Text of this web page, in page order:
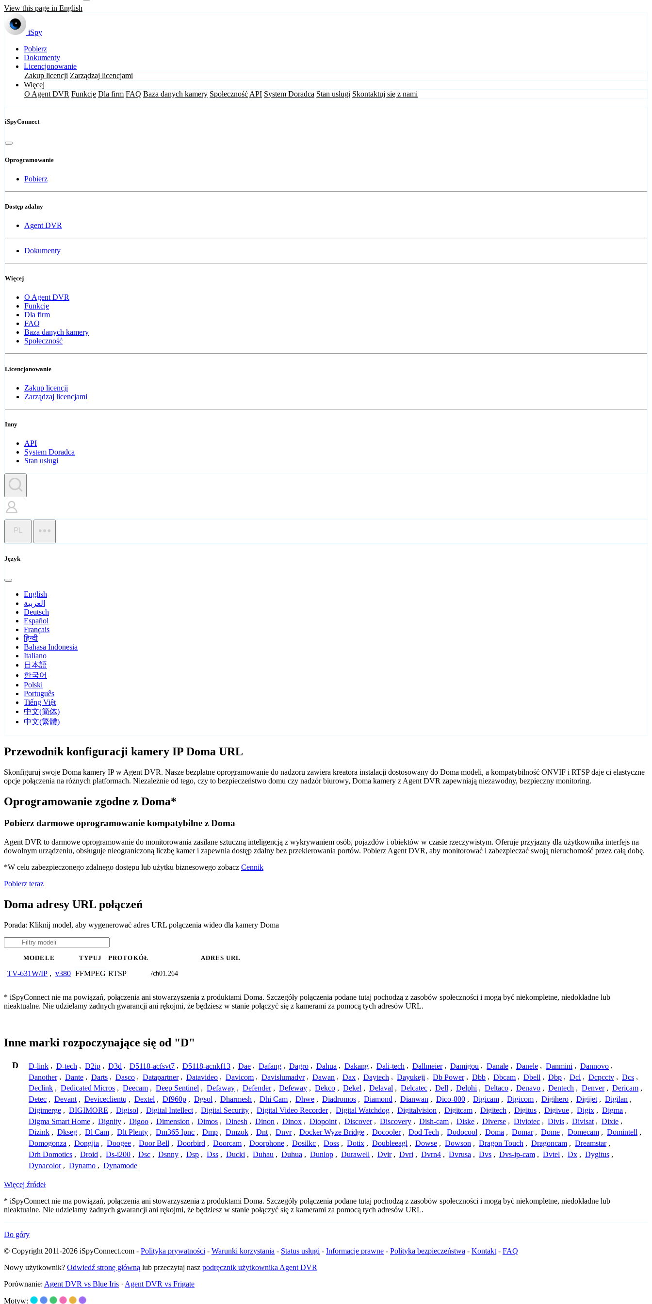
View this page in English
iSpy
Pobierz
Dokumenty
Licencjonowanie
Zakup licencji Zarządzaj licencjami
Więcej
O Agent DVR Funkcje Dla firm FAQ Baza danych kamery Społeczność API System Doradca Stan usługi Skontaktuj się z nami
iSpyConnect
Oprogramowanie
Pobierz
Dostęp zdalny
Agent DVR
Dokumenty
Więcej
O Agent DVR
Funkcje
Dla firm
FAQ
Baza danych kamery
Społeczność
Licencjonowanie
Zakup licencji
Zarządzaj licencjami
Inny
API
System Doradca
Stan usługi
PL
Język
English
العربية
Deutsch
Español
Français
हिन्दी
Bahasa Indonesia
Italiano
日本語
한국어
Polski
Português
Tiếng Việt
中文(简体)
中文(繁體)
Przewodnik konfiguracji kamery IP Doma URL
Skonfiguruj swoje Doma kamery IP w Agent DVR. Nasze bezpłatne oprogramowanie do nadzoru zawiera kreatora instalacji dostosowany do Doma modeli, a kompatybilność ONVIF i RTSP daje ci elastyczne
opcje połączenia na różnych platformach. Niezależnie od tego, czy to bezpieczeństwo domu czy nadzór biurowy, Doma kamery z Agent DVR zapewniają niezawodny, bezpieczny monitoring.
Oprogramowanie zgodne z Doma*
Pobierz darmowe oprogramowanie kompatybilne z Doma
Agent DVR to darmowe oprogramowanie do monitorowania zasilane sztuczną inteligencją z wykrywaniem osób, pojazdów i obiektów w czasie rzeczywistym. Oferuje przyjazny dla użytkownika interfejs na
dowolnym urządzeniu, obsługuje nieograniczoną liczbę kamer i zapewnia dostęp zdalny bez przekierowania portów. Pobierz Agent DVR, aby monitorować i zabezpieczać swoją nieruchomość przez całą dobę.
*W celu zabezpieczonego zdalnego dostępu lub użytku biznesowego zobacz Cennik
Pobierz teraz
Doma adresy URL połączeń
Porada: Kliknij model, aby wygenerować adres URL połączenia wideo dla kamery Doma
MODELE TYPUJ PROTOKÓŁ ADRES URL
TV-631W/IP , v380 FFMPEG RTSP /ch01.264
* iSpyConnect nie ma powiązań, połączenia ani stowarzyszenia z produktami Doma. Szczegóły połączenia podane tutaj pochodzą z zasobów społeczności i mogą być niekompletne, niedokładne lub
nieaktualne. Nie udzielamy żadnych gwarancji ani rękojmi, że będziesz w stanie połączyć się z kamerami za pomocą tych adresów URL.
Inne marki rozpoczynające się od "D"
D D-link , D-tech , D2ip , D3d , D5118-acfsvt7 , D5118-acnkf13 , Dae , Dafang , Dagro , Dahua , Dakang , Dali-tech , Dallmeier , Damigou , Danale , Danele , Danmini , Dannovo ,
Danother , Dante , Darts , Dasco , Datapartner , Datavideo , Davicom , Davislumadvr , Dawan , Dax , Daytech , Dayukeji , Db Power , Dbb , Dbcam , Dbell , Dbp , Dcl , Dcpcctv , Dcs ,
Declink , Dedicated Micros , Deecam , Deep Sentinel , Defaway , Defender , Defeway , Dekco , Dekel , Delaval , Delcatec , Dell , Delphi , Deltaco , Denavo , Dentech , Denver , Dericam ,
Detec , Devant , Deviceclientq , Dextel , Df960p , Dgsol , Dharmesh , Dhi Cam , Dhwe , Diadromos , Diamond , Dianwan , Dico-800 , Digicam , Digicom , Digihero , Digijet , Digilan ,
Digimerge , DIGIMORE , Digisol , Digital Intellect , Digital Security , Digital Video Recorder , Digital Watchdog , Digitalvision , Digitcam , Digitech , Digitus , Digivue , Digix , Digma ,
Digma Smart Home , Dignity , Digoo , Dimension , Dimos , Dinesh , Dinon , Dinox , Diopoint , Discover , Discovery , Dish-cam , Diske , Diverse , Diviotec , Divis , Divisat , Dixie ,
Dizink , Dkseg , Dl Cam , Dlt Plenty , Dm365 Ipnc , Dmp , Dmzok , Dnt , Dnvr , Docker Wyze Bridge , Docooler , Dod Tech , Dodocool , Doma , Domar , Dome , Domecam , Domintell ,
Domogonza , Dongjia , Doogee , Door Bell , Doorbird , Doorcam , Doorphone , Dosilkc , Doss , Dotix , Doubleeagl , Dowse , Dowson , Dragon Touch , Dragoncam , Dreamstar ,
Drh Domotics , Droid , Ds-i200 , Dsc , Dsnny , Dsp , Dss , Ducki , Duhau , Duhua , Dunlop , Durawell , Dvir , Dvri , Dvrn4 , Dvrusa , Dvs , Dvs-ip-cam , Dvtel , Dx , Dygitus ,
Dynacolor , Dynamo , Dynamode
Więcej źródeł
* iSpyConnect nie ma powiązań, połączenia ani stowarzyszenia z produktami Doma. Szczegóły połączenia podane tutaj pochodzą z zasobów społeczności i mogą być niekompletne, niedokładne lub
nieaktualne. Nie udzielamy żadnych gwarancji ani rękojmi, że będziesz w stanie połączyć się z kamerami za pomocą tych adresów URL.
Do góry
© Copyright 2011-2026 iSpyConnect.com - Polityka prywatności - Warunki korzystania - Status usługi - Informacje prawne - Polityka bezpieczeństwa - Kontakt - FAQ
Nowy użytkownik? Odwiedź stronę główną lub przeczytaj nasz podręcznik użytkownika Agent DVR
Porównanie: Agent DVR vs Blue Iris · Agent DVR vs Frigate
Motyw: